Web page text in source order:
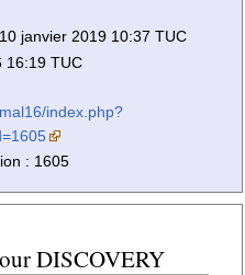
janvier 2019 10:37 TUC
16:19 TUC
index.php?
: 1605
DISCOVERY